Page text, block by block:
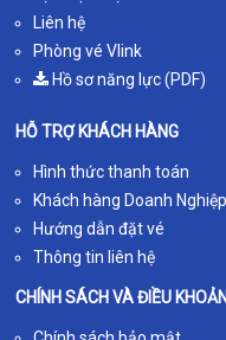
Liên hệ
Phòng vé Vlink
Hồ sơ năng lực (PDF)
HỖ TRỢ KHÁCH HÀNG
Hình thức thanh toán
Khách hàng Doanh Nghiệp
Hướng dẫn đặt vé
Thông tin liên hệ
CHÍNH SÁCH VÀ ĐIỀU KHOẢN